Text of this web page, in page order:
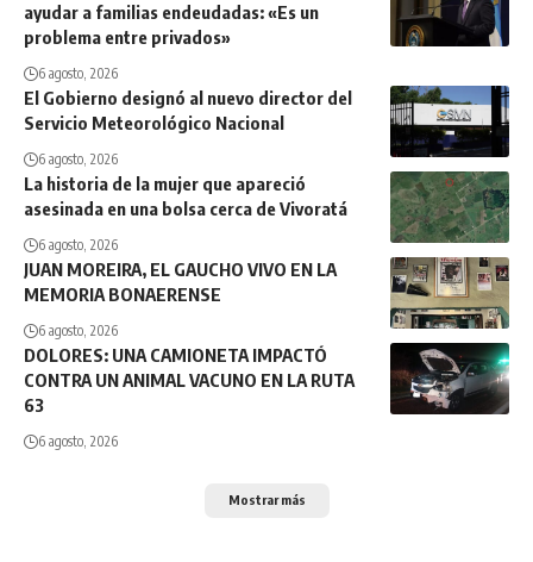
ayudar a familias endeudadas: «Es un
problema entre privados»
6 agosto, 2026
El Gobierno designó al nuevo director del
Servicio Meteorológico Nacional
6 agosto, 2026
La historia de la mujer que apareció
asesinada en una bolsa cerca de Vivoratá
6 agosto, 2026
JUAN MOREIRA, EL GAUCHO VIVO EN LA
MEMORIA BONAERENSE
6 agosto, 2026
DOLORES: UNA CAMIONETA IMPACTÓ
CONTRA UN ANIMAL VACUNO EN LA RUTA
63
6 agosto, 2026
Mostrar más